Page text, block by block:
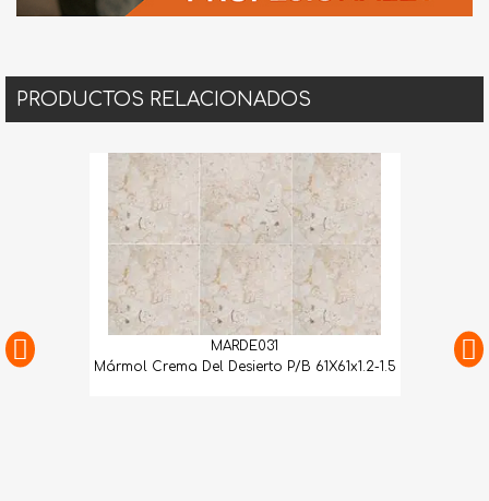
PRODUCTOS RELACIONADOS
MARDE031
Mármol Crema Del Desierto P/B 61X61x1.2-1.5